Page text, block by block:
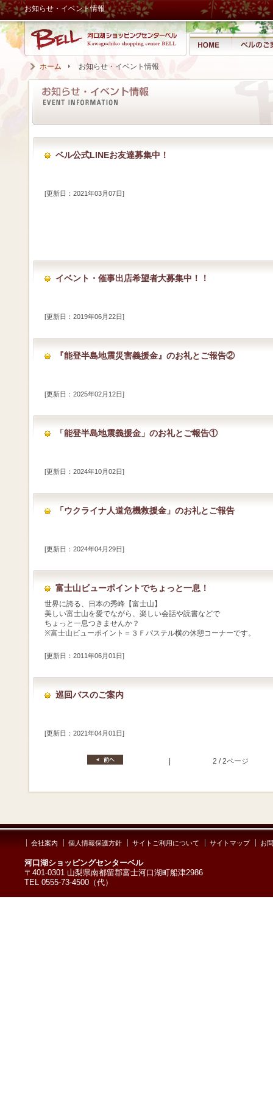
お知らせ・イベント情報
ホーム お知らせ・イベント情報
ベル公式LINEお友達募集中！
[更新日：2021年03月07日]
イベント・催事出店希望者大募集中！！
[更新日：2019年06月22日]
『能登半島地震災害義援金』のお礼とご報告②
[更新日：2025年02月12日]
「能登半島地震義援金」のお礼とご報告①
[更新日：2024年10月02日]
「ウクライナ人道危機救援金」のお礼とご報告
[更新日：2024年04月29日]
富士山ビューポイントでちょっと一息！
世界に誇る、日本の秀峰【富士山】
美しい富士山を愛でながら、楽しい会話や読書などで
ちょっと一息つきませんか？
※富士山ビューポイント＝３Ｆパステル横の休憩コーナーです。
[更新日：2011年06月01日]
巡回バスのご案内
[更新日：2021年04月01日]
| 2 / 2ページ
会社案内 個人情報保護方針 サイトご利用について サイトマップ お
河口湖ショッピングセンターベル
〒401-0301 山梨県南都留郡富士河口湖町船津2986
TEL 0555-73-4500（代）